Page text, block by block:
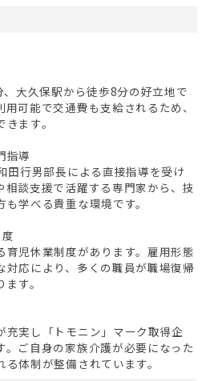
大久保駅から徒歩8分の好立地で
可能で交通費も支給されるため、
ます。
指導
田行男部長による直接指導を受け
相談支援で活躍する専門家から、技
学べる貴重な環境です。
育児休業制度があります。雇用形態
対応により、多くの職員が職場復帰
す。
充実し「トモニン」マーク取得企
。ご自身の家族介護が必要になった
体制が整備されています。